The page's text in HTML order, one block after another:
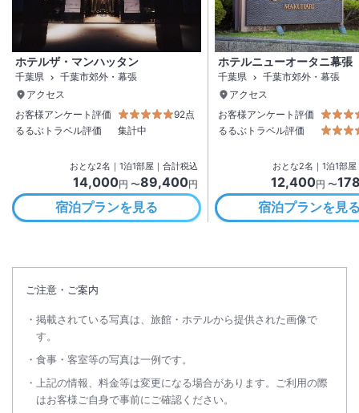
ホテルザ・マンハッタン
千葉県
千葉市郊外・幕張
アクセス
お客様アンケート評価
92点
るるぶトラベル評価
集計中
おとな2名 ｜ 1泊1部屋｜合計税込
14,000円 〜89,400円
宿泊プランを見る
ホテルニューオータニ幕張
千葉県
千葉市郊外・幕張
アクセス
お客様アンケート評価
るるぶトラベル評価
おとな2名 ｜ 1泊1部屋
12,400円 〜
宿泊プランを見
ご注意・ご案内
掲載されている写真は、旅館・ホテルから提供された画像で
す。
食事・客室等の写真は一例です。
上記の情報、料金等は変更になる場合があります。ご利用の際
はお客様ご自身で事前にご確認ください。